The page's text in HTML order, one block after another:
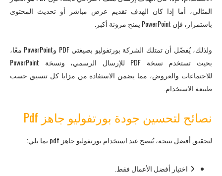
المثالي، أما إذا كان الهدف تقديم عرض مباشر أو تحديث المحتوى
باستمرار، فإن PowerPoint يمنح مرونة أكبر.
ولذلك، يُفضّل أن تمتلك الشركة بورتفوليو بصيغتي PDF وPowerPoint معًا،
بحيث تستخدم نسخة PDF للإرسال الرسمي، ونسخة PowerPoint
للاجتماعات والعروض، مما يضمن الاستفادة من مزايا كل تنسيق حسب
طبيعة الاستخدام.
نصائح لتحسين جودة بورتفوليو جاهز Pdf
لتحقيق أفضل نتيجة، يُنصح عند استخدام بورتفوليو جاهز pdf بما يلي:
اختيار أفضل الأعمال فقط.